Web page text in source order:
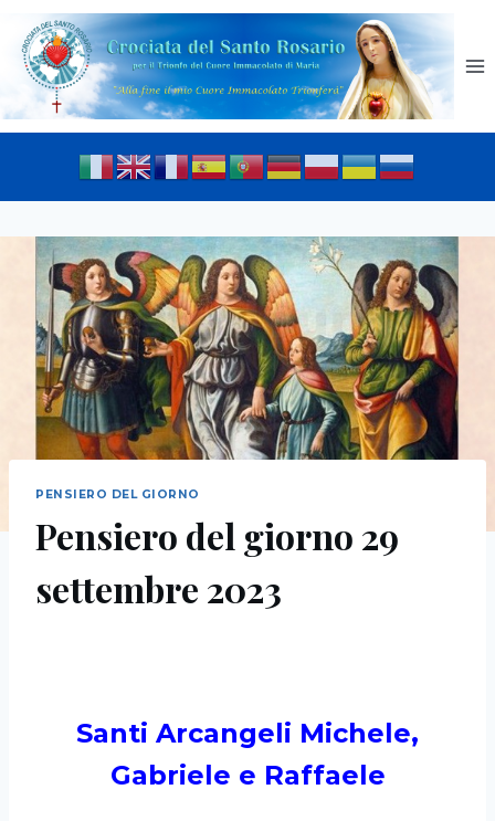
PENSIERO DEL GIORNO
Pensiero del giorno 29
settembre 2023
Santi Arcangeli Michele,
Gabriele e Raffaele